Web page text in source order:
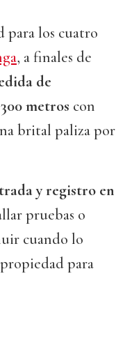
para los cuatro
, a finales de
de
metros con
brital paliza por
y registro en
pruebas o
cuando lo
para